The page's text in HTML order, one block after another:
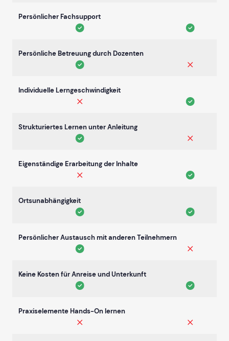
Persönlicher Fachsupport
Persönliche Betreuung durch Dozenten
Individuelle Lerngeschwindigkeit
Strukturiertes Lernen unter Anleitung
Eigenständige Erarbeitung der Inhalte
Ortsunabhängigkeit
Persönlicher Austausch mit anderen Teilnehmern
Keine Kosten für Anreise und Unterkunft
Praxiselemente Hands-On lernen